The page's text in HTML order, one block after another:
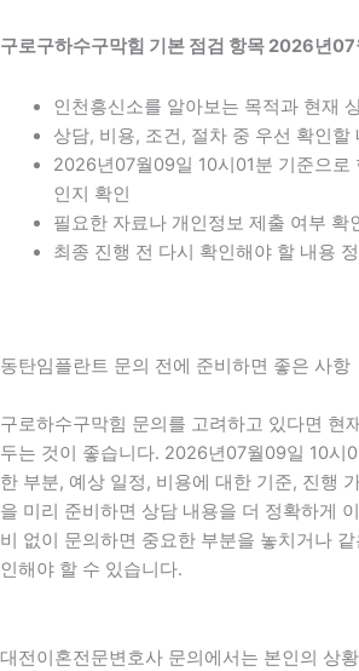
구로구하수구막힘 기본 점검 항목 2026년
인천흥신소를 알아보는 목적과 현재
상담, 비용, 조건, 절차 중 우선 확인할
2026년07월09일 10시01분 기준으로
인지 확인
필요한 자료나 개인정보 제출 여부 확
최종 진행 전 다시 확인해야 할 내용
동탄임플란트 문의 전에 준비하면 좋은 사항
구로하수구막힘 문의를 고려하고 있다면 현
두는 것이 좋습니다. 2026년07월09일 10시
한 부분, 예상 일정, 비용에 대한 기준, 진행
을 미리 준비하면 상담 내용을 더 정확하게
비 없이 문의하면 중요한 부분을 놓치거나
인해야 할 수 있습니다.
대전이혼전문변호사 문의에서는 본인의 상